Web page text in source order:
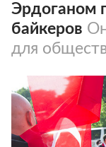
Эрдоганом
байкеров
для